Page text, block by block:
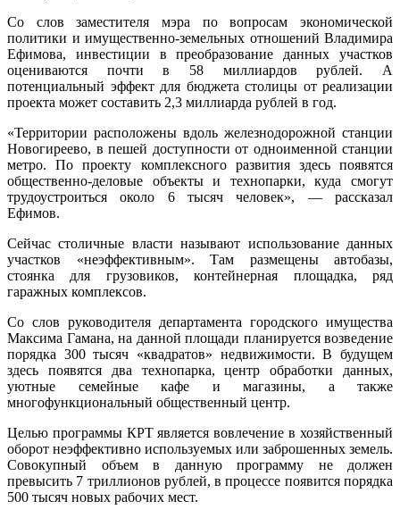
Со слов заместителя мэра по вопросам экономической
политики и имущественно-земельных отношений Владимира
Ефимова, инвестиции в преобразование данных участков
оцениваются почти в 58 миллиардов рублей. А
потенциальный эффект для бюджета столицы от реализации
проекта может составить 2,3 миллиарда рублей в год.
«Территории расположены вдоль железнодорожной станции
Новогиреево, в пешей доступности от одноименной станции
метро. По проекту комплексного развития здесь появятся
общественно-деловые объекты и технопарки, куда смогут
трудоустроиться около 6 тысяч человек», — рассказал
Ефимов.
Сейчас столичные власти называют использование данных
участков «неэффективным». Там размещены автобазы,
стоянка для грузовиков, контейнерная площадка, ряд
гаражных комплексов.
Со слов руководителя департамента городского имущества
Максима Гамана, на данной площади планируется возведение
порядка 300 тысяч «квадратов» недвижимости. В будущем
здесь появятся два технопарка, центр обработки данных,
уютные семейные кафе и магазины, а также
многофункциональный общественный центр.
Целью программы КРТ является вовлечение в хозяйственный
оборот неэффективно используемых или заброшенных земель.
Совокупный объем в данную программу не должен
превысить 7 триллионов рублей, в процессе появится порядка
500 тысяч новых рабочих мест.